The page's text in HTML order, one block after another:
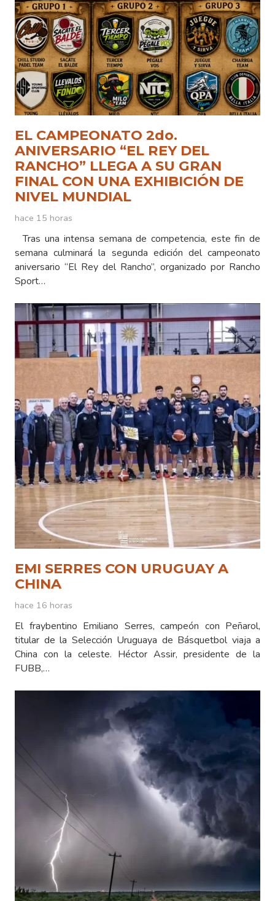
EL CAMPEONATO 2do.
ANIVERSARIO “EL REY DEL
RANCHO” LLEGA A SU GRAN
FINAL CON UNA EXHIBICIÓN DE
NIVEL MUNDIAL
hace 15 horas
Tras una intensa semana de competencia, este fin de
semana culminará la segunda edición del campeonato
aniversario “El Rey del Rancho”, organizado por Rancho
Sport…
EMI SERRES CON URUGUAY A
CHINA
hace 16 horas
El fraybentino Emiliano Serres, campeón con Peñarol,
titular de la Selección Uruguaya de Básquetbol viaja a
China con la celeste. Héctor Assir, presidente de la
FUBB,…